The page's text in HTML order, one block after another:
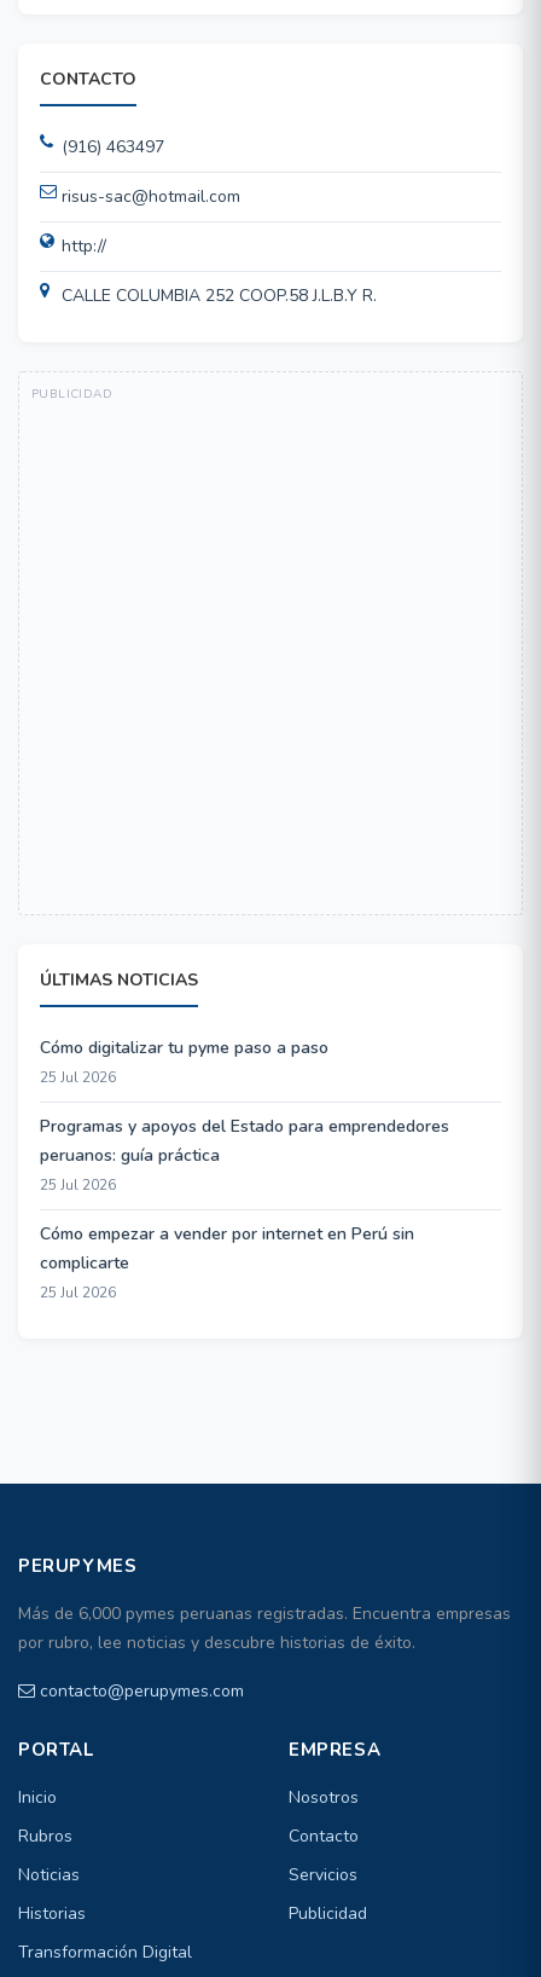
CONTACTO
(916) 463497
risus-sac@hotmail.com
http://
CALLE COLUMBIA 252 COOP.58 J.L.B.Y R.
ÚLTIMAS NOTICIAS
Cómo digitalizar tu pyme paso a paso
25 Jul 2026
Programas y apoyos del Estado para emprendedores
peruanos: guía práctica
25 Jul 2026
Cómo empezar a vender por internet en Perú sin
complicarte
25 Jul 2026
PERUPYMES
Más de 6,000 pymes peruanas registradas. Encuentra empresas
por rubro, lee noticias y descubre historias de éxito.
contacto@perupymes.com
PORTAL
Inicio
Rubros
Noticias
Historias
Transformación Digital
EMPRESA
Nosotros
Contacto
Servicios
Publicidad